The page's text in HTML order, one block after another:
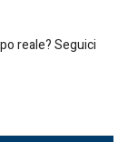
reale? Seguici